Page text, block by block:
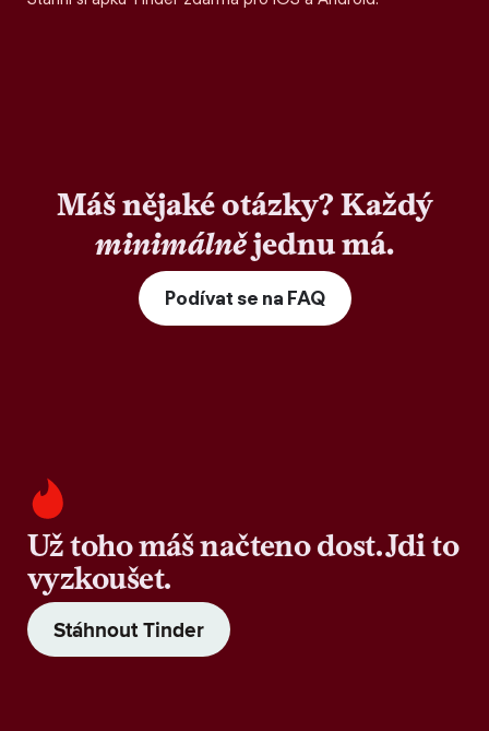
Máš nějaké otázky? Každý
minimálnějednu má.
Podívat se na FAQ
Už toho máš načteno dost. Jdi to
vyzkoušet.
Stáhnout Tinder